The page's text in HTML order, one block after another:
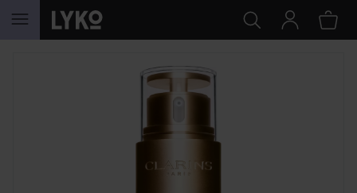
HOPPA TILL INNEHÅLLET
HOPPA ÖVER SEKTIONEN